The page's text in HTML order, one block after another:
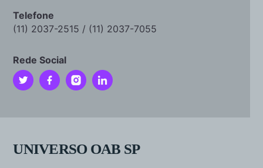
Telefone
(11) 2037-2515 / (11) 2037-7055
Rede Social
UNIVERSO OAB SP